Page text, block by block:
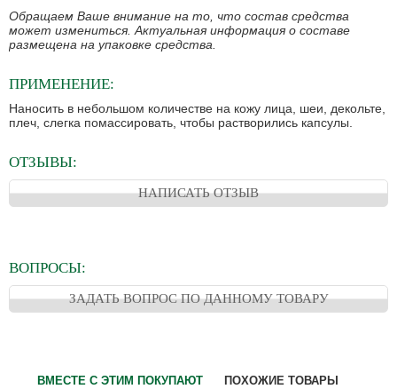
Обращаем Ваше внимание на то, что состав средства
может измениться. Актуальная информация о составе
размещена на упаковке средства.
ПРИМЕНЕНИЕ:
Наносить в небольшом количестве на кожу лица, шеи, декольте,
плеч, слегка помассировать, чтобы растворились капсулы.
ОТЗЫВЫ:
НАПИСАТЬ ОТЗЫВ
ВОПРОСЫ:
ЗАДАТЬ ВОПРОС ПО ДАННОМУ ТОВАРУ
ВМЕСТЕ С ЭТИМ ПОКУПАЮТ
ПОХОЖИЕ ТОВАРЫ